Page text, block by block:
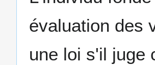
évaluation des
une loi s'il juge